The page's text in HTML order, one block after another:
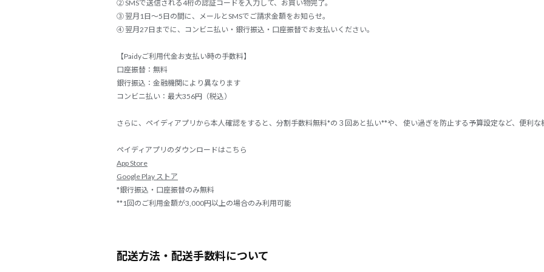
② SMSで送信される4桁の認証コードを入力して、お買い物完了。
③ 翌月1日～5日の間に、メールとSMSでご請求金額をお知らせ。
④ 翌月27日までに、コンビニ払い・銀行振込・口座振替でお支払いください。
【Paidyご利用代金お支払い時の手数料】
口座振替：無料
銀行振込：金融機関により異なります
コンビニ払い：最大356円（税込）
さらに、ペイディアプリから本人確認をすると、分割手数料無料*の３回あと払い**や、 使い過ぎを防止する予算設定など、便利な
ペイディアプリのダウンロードはこちら
App Store
Google Play ストア
*銀行振込・口座振替のみ無料
**1回のご利用金額が3,000円以上の場合のみ利用可能
配送方法・配送手数料について